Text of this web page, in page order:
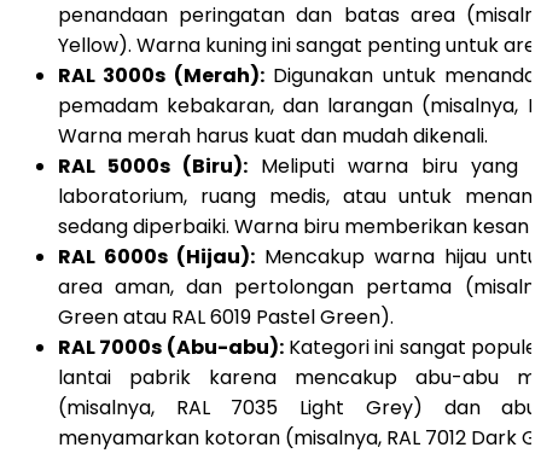
penandaan peringatan dan batas area
Yellow). Warna kuning ini sangat penting untuk
RAL 3000s (Merah):Digunakan untuk
pemadam kebakaran, dan larangan (misalnya,
Warna merah harus kuat dan mudah dikenali.
RAL 5000s (Biru):Meliputi warna biru yang
laboratorium, ruang medis, atau untuk
sedang diperbaiki. Warna biru memberikan kesan
RAL 6000s (Hijau):Mencakup warna hijau
area aman, dan pertolongan pertama
Green atau RAL 6019 Pastel Green).
RAL 7000s (Abu-abu):Kategori ini sangat
lantai pabrik karena mencakup abu-abu
(misalnya, RAL 7035 Light Grey) dan
menyamarkan kotoran (misalnya, RAL 7012 Dark